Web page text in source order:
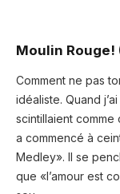
Moulin Rouge!
Comment ne pas
idéaliste. Quand
scintillaient
a commencé à
Medley». Il se
que «l’amour est